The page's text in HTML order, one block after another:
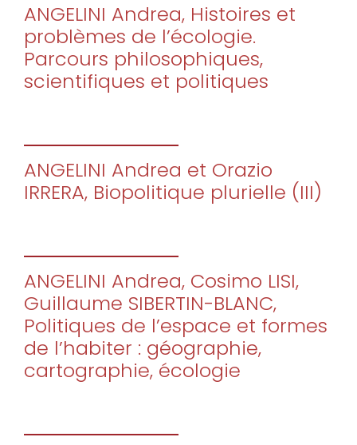
ANGELINI Andrea, Histoires et
problèmes de l’écologie.
Parcours philosophiques,
scientifiques et politiques
ANGELINI Andrea et Orazio
IRRERA, Biopolitique plurielle (III)
ANGELINI Andrea, Cosimo LISI,
Guillaume SIBERTIN-BLANC,
Politiques de l’espace et formes
de l’habiter : géographie,
cartographie, écologie